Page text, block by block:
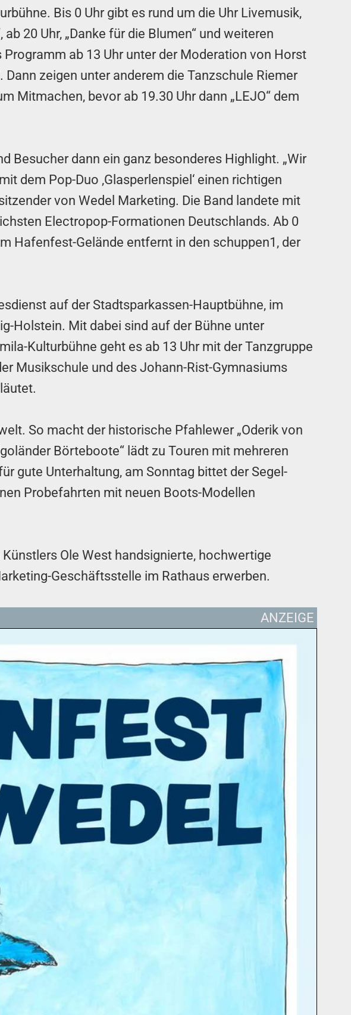
Bis 0 Uhr gibt es rund um die Uhr Livemusik,
20 Uhr, „Danke für die Blumen“ und weiteren
ab 13 Uhr unter der Moderation von Horst
zeigen unter anderem die Tanzschule Riemer
Mitmachen, bevor ab 19.30 Uhr dann „LEJO“ dem
Besucher dann ein ganz besonderes Highlight. „Wir
dem Pop-Duo ‚Glasperlenspiel‘ einen richtigen
von Wedel Marketing. Die Band landete mit
Electropop-Formationen Deutschlands. Ab 0
Hafenfest-Gelände entfernt in den schuppen1, der
auf der Stadtsparkassen-Hauptbühne, im
Holstein. Mit dabei sind auf der Bühne unter
Kulturbühne geht es ab 13 Uhr mit der Tanzgruppe
Musikschule und des Johann-Rist-Gymnasiums
So macht der historische Pfahlewer „Oderik von
Börteboote“ lädt zu Touren mit mehreren
gute Unterhaltung, am Sonntag bittet der Segel-
Probefahrten mit neuen Boots-Modellen
Ole West handsignierte, hochwertige
Geschäftsstelle im Rathaus erwerben.
ANZEIGE